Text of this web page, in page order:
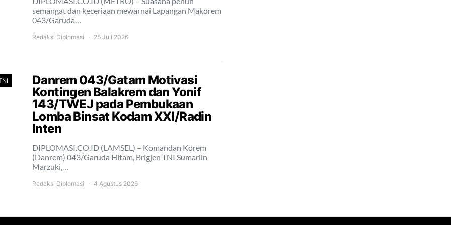
semangat dan keceriaan mewarnai Lapangan Makorem
043/Garuda…
Redaksi Diplomasi 25 Juli 2026
Danrem 043/Gatam Motivasi
Kontingen Balakrem dan Yonif
143/TWEJ pada Pembukaan
Lomba Binsat Kodam XXI/Radin
Inten
DIPLOMASI.CO.ID (LAMSEL) – Komandan Korem
(Danrem) 043/Garuda Hitam, Brigjen TNI Sumarlin
Marzuki,…
Redaksi Diplomasi 4 Agustus 2026